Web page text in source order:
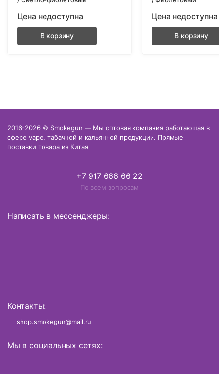
Цена недоступна
В корзину
Цена недоступна
В корзину
2016-2026 © Smokegun — Мы оптовая компания работающая в
сфере vape, табачной и кальянной продукции. Прямые
поставки товара из Китая
+7 917 666 66 22
По всем вопросам
Написать в мессенджеры:
Контакты:
shop.smokegun@mail.ru
Мы в социальных сетях: